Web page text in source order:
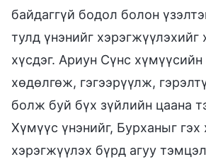
байдаггүй бодол болон
тулд үнэнийг хэрэгжүүлэхийг
хүсдэг. Ариун Сүнс хүмүүсийн
хөдөлгөж, гэгээрүүлж,
болж буй бүх зүйлийн цаана
Хүмүүс үнэнийг, Бурханыг гэх
хэрэгжүүлэх бүрд агуу